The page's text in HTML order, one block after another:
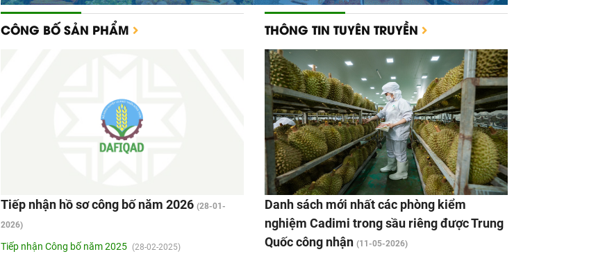
CÔNG BỐ SẢN PHẨM
Tiếp nhận hồ sơ công bố năm 2026 (28-01-
2026)
Tiếp nhận Công bố năm 2025 (28-02-2025)
THÔNG TIN TUYÊN TRUYỀN
Danh sách mới nhất các phòng kiểm
nghiệm Cadimi trong sầu riêng được Trung
Quốc công nhận (11-05-2026)